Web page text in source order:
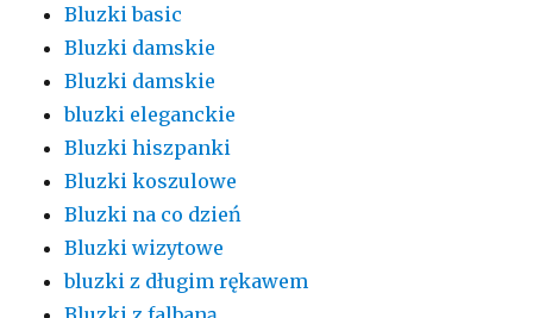
Bluzki basic
Bluzki damskie
Bluzki damskie
bluzki eleganckie
Bluzki hiszpanki
Bluzki koszulowe
Bluzki na co dzień
Bluzki wizytowe
bluzki z długim rękawem